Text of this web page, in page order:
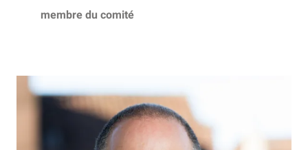
membre du comité